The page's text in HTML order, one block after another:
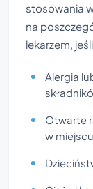
stosowania
na
lekarzem,
Alergia
Otwarte
w